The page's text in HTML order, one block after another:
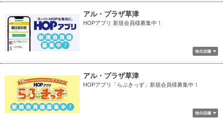
アル・プラザ草津
HOPアプリ 新規会員様募集中！
アル・プラザ草津
HOPアプリ「らぶきっず」新規会員様募集中！